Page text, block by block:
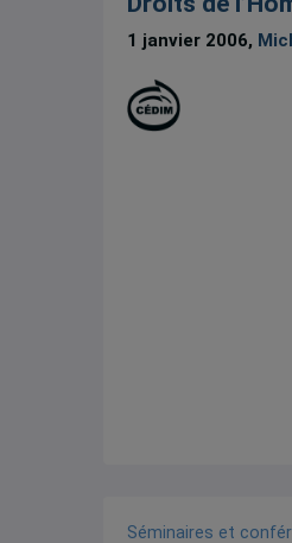
1 janvier 2006,
Séminaires et